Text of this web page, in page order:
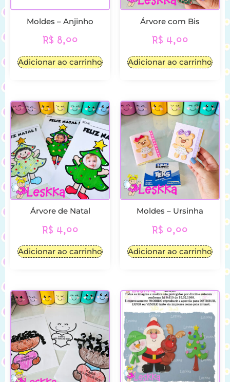
Moldes – Anjinho
R$ 8,00
Adicionar ao carrinho
Árvore com Bis
R$ 4,00
Adicionar ao carrinho
Árvore de Natal
R$ 4,00
Adicionar ao carrinho
Moldes – Ursinha
R$ 0,00
Adicionar ao carrinho